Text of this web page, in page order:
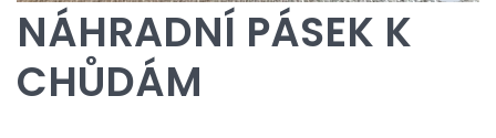
NÁHRADNÍ PÁSEK K
CHŮDÁM